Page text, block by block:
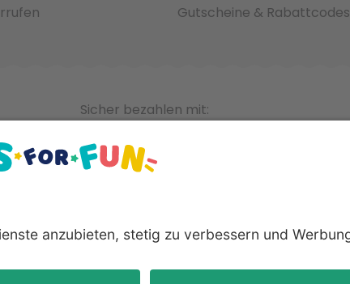
Gutscheine & Rabattcodes
Sicher bezahlen mit:
sind eingetragene Warenzeichen der jeweiligen